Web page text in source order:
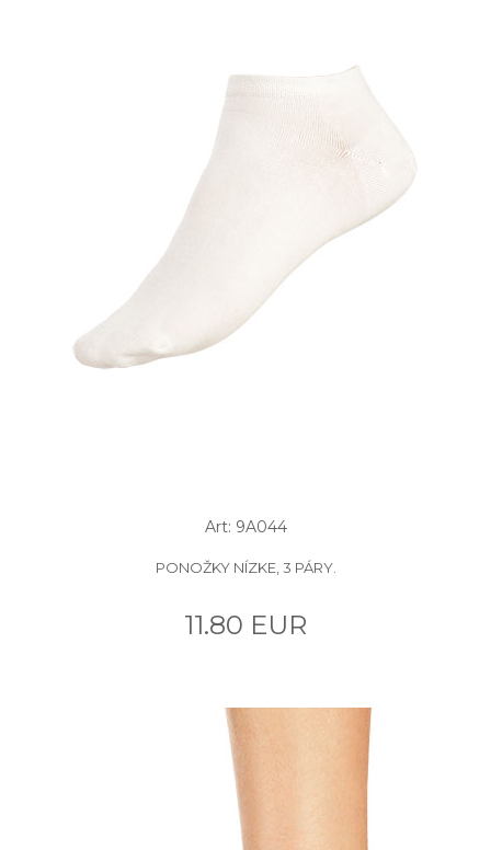
Art: 9A044
PONOŽKY NÍZKE, 3 PÁRY.
11.80 EUR